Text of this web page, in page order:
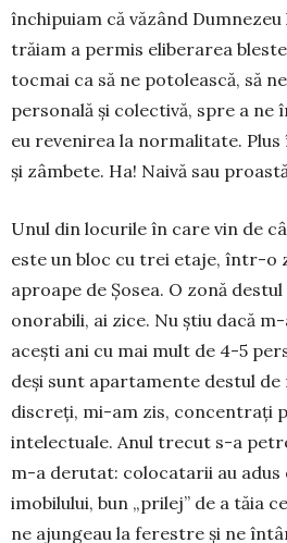
închipuiam că văzând
trăiam a permis eliberarea
tocmai ca să ne potolească, să
personală și colectivă, spre a ne
eu re­ve­nirea la normalitate.
și zâmbete. Ha! Naivă sau
Unul din locurile în care vin de
este un bloc cu trei etaje, într-o
aproape de Șosea. O zonă
onorabili, ai zice. Nu știu dacă
acești ani cu mai mult de 4-5
deși sunt apartamente destul de
discreți, mi-am zis, concentrați
intelectuale. Anul trecut s-a
m-a derutat: colocatarii au
imobilului, bun „prilej” de a tăia
ne ajungeau la ferestre și ne